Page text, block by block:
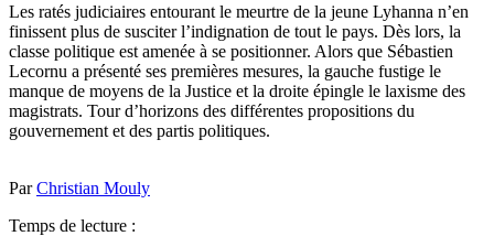
Les ratés judiciaires entourant le meurtre de la jeune Lyhanna n’en
finissent plus de susciter l’indignation de tout le pays. Dès lors, la
classe politique est amenée à se positionner. Alors que Sébastien
Lecornu a présenté ses premières mesures, la gauche fustige le
manque de moyens de la Justice et la droite épingle le laxisme des
magistrats. Tour d’horizons des différentes propositions du
gouvernement et des partis politiques.
ParChristian Mouly
Temps de lecture :